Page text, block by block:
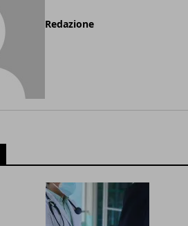
Redazione